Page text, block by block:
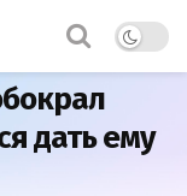
дать ему